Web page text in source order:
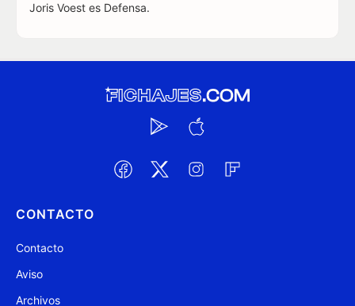
Joris Voest es Defensa.
CONTACTO
Contacto
Aviso
Archivos